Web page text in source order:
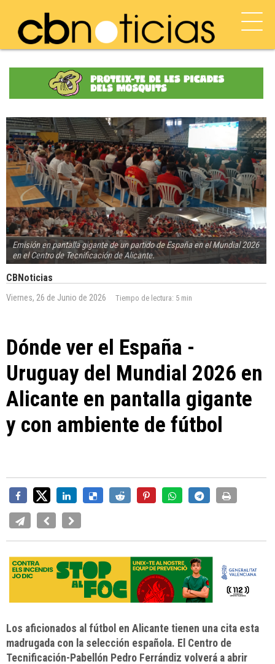
Emisión en pantalla gigante de un partido de España en el Mundial 2026
en el Centro de Tecnificación de Alicante.
CBNoticias
Viernes, 26 de Junio de 2026 Tiempo de lectura: 5 min
Dónde ver el España -
Uruguay del Mundial 2026 en
Alicante en pantalla gigante
y con ambiente de fútbol
Los aficionados al fútbol en Alicante tienen una cita esta
madrugada con la selección española. El Centro de
Tecnificación-Pabellón Pedro Ferrándiz volverá a abrir